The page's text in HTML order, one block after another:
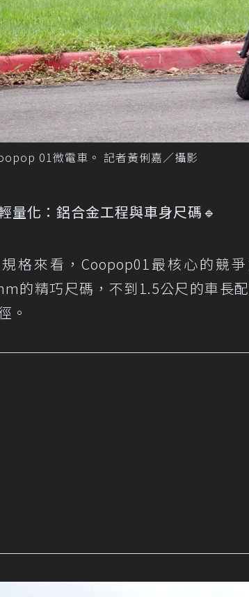
01微電車。 記者黃俐嘉／攝影
量化：鋁合金工程與車身尺碼🔹
格來看，Coopop01最核心的競
的精巧尺碼，不到1.5公尺的車長
。